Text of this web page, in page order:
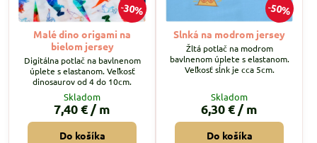
30%
Malé dino origami na
bielom jersey
Digitálna potlač na bavlnenom
úplete s elastanom. Veľkosť
dinosaurov od 4 do 10cm.
Skladom
7,40 € / m
Do košíka
50%
Slnká na modrom jersey
Žltá potlač na modrom
bavlnenom úplete s elastanom.
Veľkosť sĺnk je cca 5cm.
Skladom
6,30 € / m
Do košíka